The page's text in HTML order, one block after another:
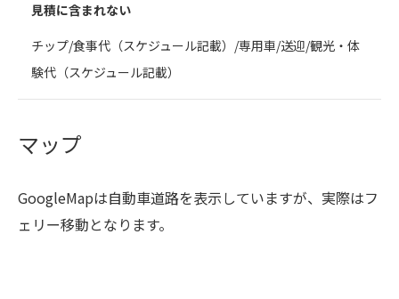
見積に含まれない
チップ/食事代（スケジュール記載）/専用車/送迎/観光・体
験代（スケジュール記載）
マップ
GoogleMapは自動車道路を表示していますが、実際はフ
ェリー移動となります。